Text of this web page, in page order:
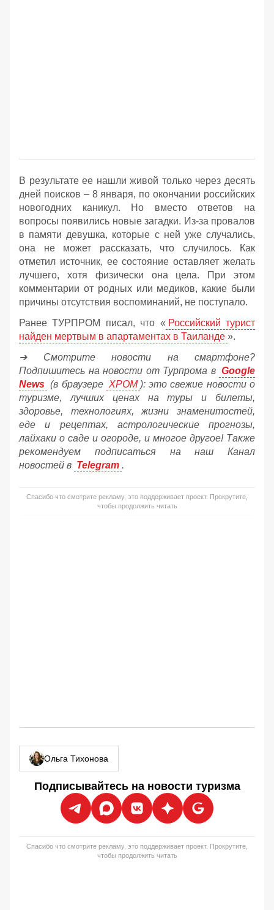
В результате ее нашли живой только через десять
дней поисков – 8 января, по окончании российских
новогодних каникул. Но вместо ответов на
вопросы появились новые загадки. Из-за провалов
в памяти девушка, которые с ней уже случались,
она не может рассказать, что случилось. Как
отметил источник, ее состояние оставляет желать
лучшего, хотя физически она цела. При этом
комментарии от родных или медиков, какие были
причины отсутствия воспоминаний, не поступало.
Ранее ТУРПРОМ писал, что « Российский турист
найден мертвым в апартаментах в Таиланде ».
➔ Смотрите новости на смартфоне?
Подпишитесь на новости от Турпрома в Google
News (в браузере ХРОМ ): это свежие новости о
туризме, лучших ценах на туры и билеты,
здоровье, технологиях, жизни знаменитостей,
еде и рецептах, астрологические прогнозы,
лайхаки о саде и огороде, и многое другое! Также
рекомендуем подписаться на наш Канал
новостей в Telegram .
Спасибо что смотрите рекламу, это поддерживает проект. Прокрутите,
чтобы продолжить читать
Ольга Тихонова
Подписывайтесь на новости туризма
Спасибо что смотрите рекламу, это поддерживает проект. Прокрутите,
чтобы продолжить читать